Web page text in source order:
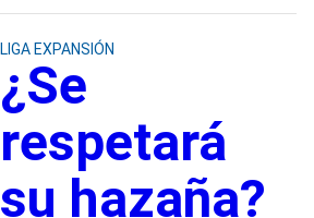
LIGA EXPANSIÓN
¿Se
respetará
su hazaña?